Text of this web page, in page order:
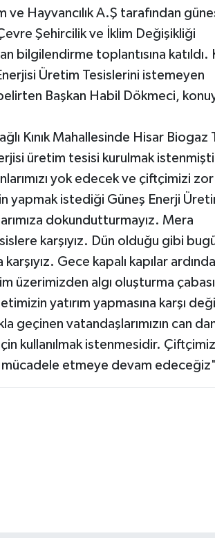
ve Hayvancılık A.Ş tarafından
Şehircilik ve İklim Değişikliği
bilgilendirme toplantısına katıldı.
Üretim Tesislerini istemeyen
belirten Başkan Habil Dökmeci,
Kınık Mahallesinde Hisar Biogaz
üretim tesisi kurulmak
yok edecek ve çiftçimizi zor
yapmak istediği Güneş Enerji
dokundutturmayız. Mera
karşıyız. Dün olduğu gibi
karşıyız. Gece kapalı kapılar
üzerimizden algı oluşturma
yatırım yapmasına karşı
geçinen vatandaşlarımızın can
için kullanılmak istenmesidir.
mücadele etmeye devam edeceğiz"